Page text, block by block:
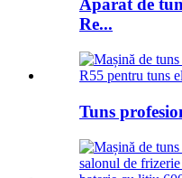
Aparat de
Re...
Tuns